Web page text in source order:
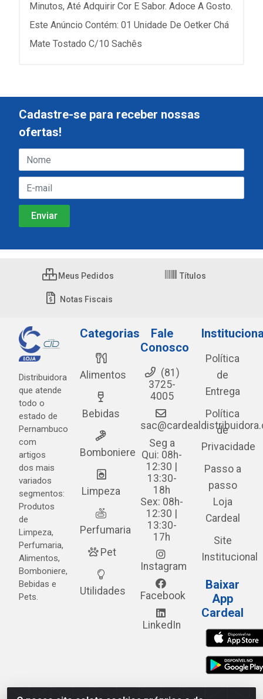
Minutos, Até Adquirir Cor E Sabor. Adoce A Gosto.
Este Anúncio Contém: 01 Unidade De Oetker Chá
Mate Tostado C/10 Sachês
Cadastre-se para receber nossas
ofertas!
Meus Pedidos Títulos
Notas Fiscais
Distribuidora
que atende
todo o
estado de
Pernambuco
com
artigos
dos mais
variados
segmentos:
Produtos
de
Limpeza,
Perfumaria,
Alimentos,
Bomboniere,
Bebidas e
Pets.
Categorias
Alimentos
Bebidas
Bomboniere
Limpeza
Perfumaria
Pet
Utilidades
Fale
Conosco
(81)
3725-
4005
Seg a
Qui: 08h-
12:30 |
13:30-
18h
Sex: 08h-
12:30 |
13:30-
17h
Instagram
Facebook
LinkedIn
Política
de
Entrega
Política
de
Privacidade
Passo a
passo
Loja
Cardeal
Site
Institucional
Baixar
App
Cardeal